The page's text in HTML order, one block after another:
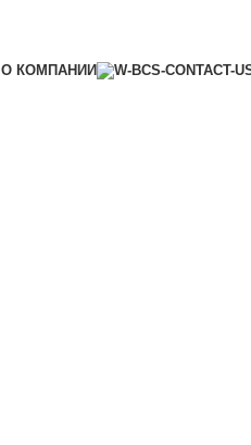
О КОМПАНИИ